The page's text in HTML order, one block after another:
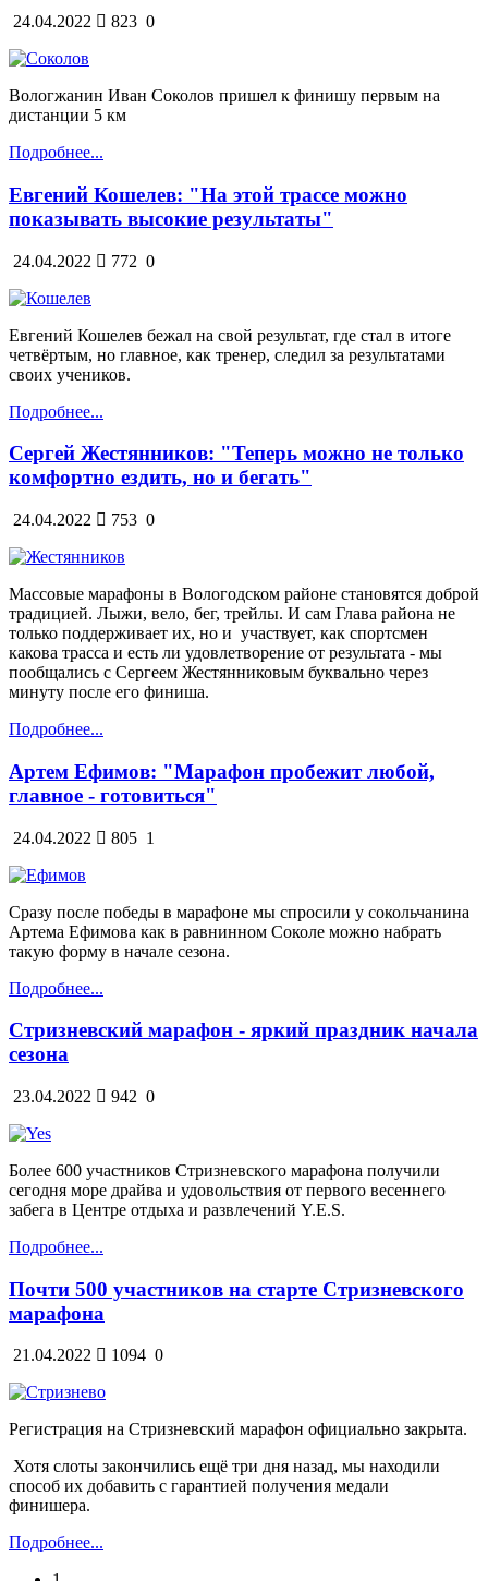
24.04.2022 823 0
Вологжанин Иван Соколов пришел к финишу первым на
дистанции 5 км
Подробнее...
Евгений Кошелев: "На этой трассе можно
показывать высокие результаты"
24.04.2022 772 0
Евгений Кошелев бежал на свой результат, где стал в итоге
четвёртым, но главное, как тренер, следил за результатами
своих учеников.
Подробнее...
Сергей Жестянников: "Теперь можно не только
комфортно ездить, но и бегать"
24.04.2022 753 0
Массовые марафоны в Вологодском районе становятся доброй
традицией. Лыжи, вело, бег, трейлы. И сам Глава района не
только поддерживает их, но и участвует, как спортсмен
какова трасса и есть ли удовлетворение от результата - мы
пообщались с Сергеем Жестянниковым буквально через
минуту после его финиша.
Подробнее...
Артем Ефимов: "Марафон пробежит любой,
главное - готовиться"
24.04.2022 805 1
Сразу после победы в марафоне мы спросили у сокольчанина
Артема Ефимова как в равнинном Соколе можно набрать
такую форму в начале сезона.
Подробнее...
Стризневский марафон - яркий праздник начала
сезона
23.04.2022 942 0
Более 600 участников Стризневского марафона получили
сегодня море драйва и удовольствия от первого весеннего
забега в Центре отдыха и развлечений Y.E.S.
Подробнее...
Почти 500 участников на старте Стризневского
марафона
21.04.2022 1094 0
Регистрация на Стризневский марафон официально закрыта.
Хотя слоты закончились ещё три дня назад, мы находили
способ их добавить с гарантией получения медали
финишера.
Подробнее...